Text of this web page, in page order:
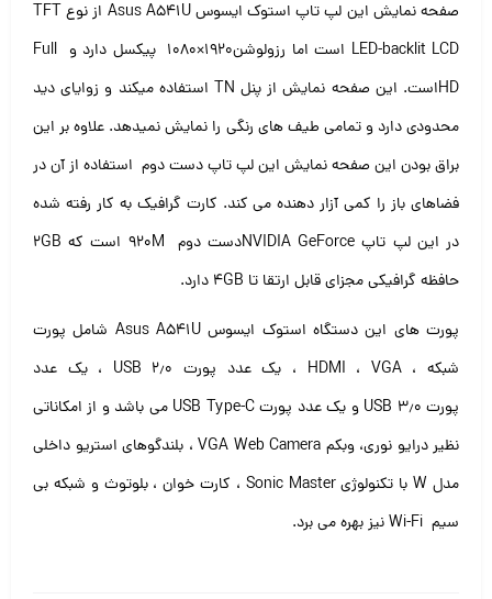
صفحه نمایش این لپ تاپ استوک ایسوس Asus A541U از نوع TFT
LED-backlit LCD است اما رزولوشن۱۹۲۰×۱۰۸۰ پیکسل دارد و Full
HDاست. این صفحه نمایش از پنل TN استفاده میکند و زوایای دید
محدودی دارد و تمامی طیف های رنگی را نمایش نمیدهد. علاوه بر این
براق بودن این صفحه نمایش این لپ تاپ دست دوم استفاده از آن در
فضاهای باز را کمی آزار دهنده می کند. کارت گرافیک به کار رفته شده
در این لپ تاپ NVIDIA GeForceدست دوم ۹۲۰M است که ۲GB
حافظه گرافیکی مجزای قابل ارتقا تا ۴GB دارد.
پورت های این دستگاه استوک ایسوس Asus A541U شامل پورت
شبکه ، HDMI ، VGA ، یک عدد پورت USB ۲٫۰ ، یک عدد
پورت USB ۳٫۰ و یک عدد پورت USB Type-C می باشد و از امکاناتی
نظیر درایو نوری، وبکم VGA Web Camera ، بلندگوهای استریو داخلی
مدل W با تکنولوژی Sonic Master ، کارت خوان ، بلوتوث و شبکه بی
سیم Wi-Fi نیز بهره می برد.